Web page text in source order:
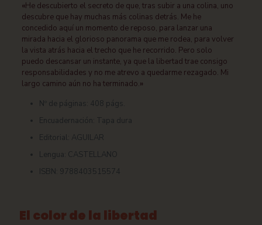
«He descubierto el secreto de que, tras subir a una colina, uno
descubre que hay muchas más colinas detrás. Me he
concedido aquí un momento de reposo, para lanzar una
mirada hacia el glorioso panorama que me rodea, para volver
la vista atrás hacia el trecho que he recorrido. Pero solo
puedo descansar un instante, ya que la libertad trae consigo
responsabilidades y no me atrevo a quedarme rezagado. Mi
largo camino aún no ha terminado.»
Nº de páginas: 408 págs.
Encuadernación: Tapa dura
Editorial: AGUILAR
Lengua: CASTELLANO
ISBN: 9788403515574
El color de la libertad